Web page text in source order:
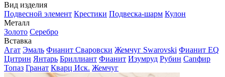
Вид изделия
Подвесной элемент Крестики Подвеска-шарм Кулон
Металл
Золото Серебро
Вставка
Агат Эмаль Фианит Сваровски Жемчуг Swarovski Фианит EQ
Цитрин Янтарь Бриллиант Фианит Изумруд Рубин Сапфир
Топаз Гранат Кварц Иск. Жемчуг